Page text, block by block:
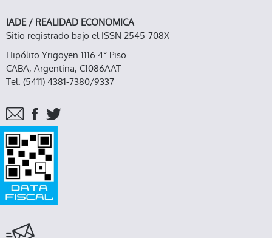
IADE / REALIDAD ECONOMICA
Sitio registrado bajo el ISSN 2545-708X
Hipólito Yrigoyen 1116 4° Piso
CABA, Argentina, C1086AAT
Tel. (5411) 4381-7380/9337